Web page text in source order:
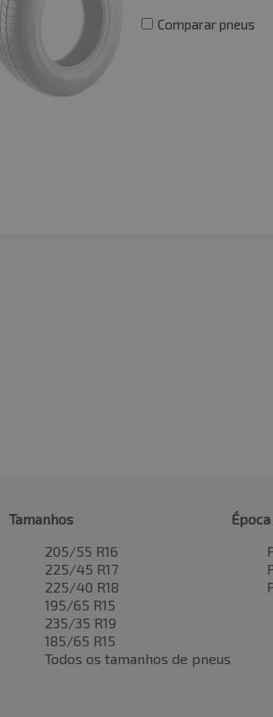
Comparar pneus
Tamanhos
205/55 R16
225/45 R17
225/40 R18
195/65 R15
235/35 R19
185/65 R15
Todos os tamanhos de pneus
Época